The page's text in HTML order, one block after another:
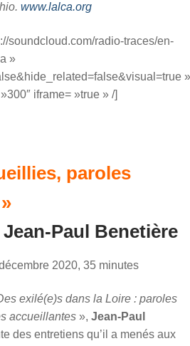
www.lalca.org
soundcloud.com/radio-traces/en-
»
»
iframe= »true » /]
paroles
Jean-Paul Benetière
2020, 35 minutes
exilé(e)s dans la Loire : paroles
accueillantes », Jean-Paul
des entretiens qu’il a menés aux